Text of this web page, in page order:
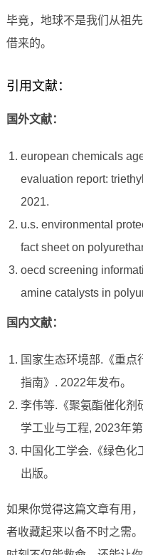
毕竟，地球不是我们从祖
借来的。
引用文献：
国外文献：
european chemicals
evaluation report:
2021.
u.s. environmental
fact sheet on
oecd screening
amine catalysts in
国内文献：
国家生态环境部.《重
指南》. 2022年发布。
李伟等.《聚氨酯催化剂
学工业与工程, 2023年第
中国化工学会.《绿色化
出版。
如果你觉得这篇文章有用
者收藏起来以备不时之需